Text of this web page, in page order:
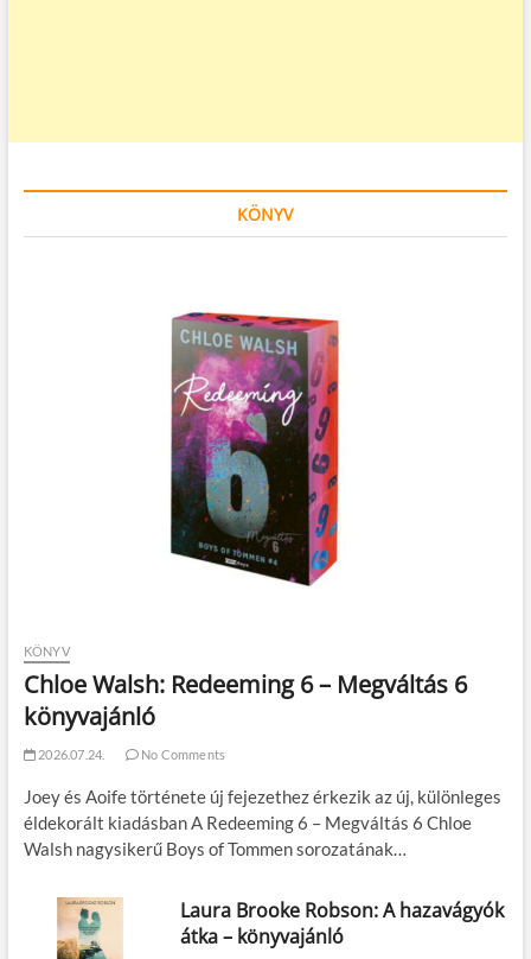
KÖNYV
KÖNYV
Chloe Walsh: Redeeming 6 – Megváltás 6
könyvajánló
2026.07.24. No Comments
Joey és Aoife története új fejezethez érkezik az új, különleges
éldekorált kiadásban A Redeeming 6 – Megváltás 6 Chloe
Walsh nagysikerű Boys of Tommen sorozatának…
Laura Brooke Robson: A hazavágyók
átka – könyvajánló